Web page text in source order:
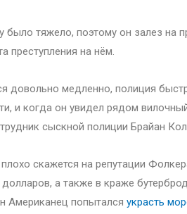
тяжело, поэтому он залез на
преступления на нём.
довольно медленно, полиция
и когда он увидел рядом
сыскной полиции Брайан
скажется на репутации
а также в краже
Американец попытался украсть